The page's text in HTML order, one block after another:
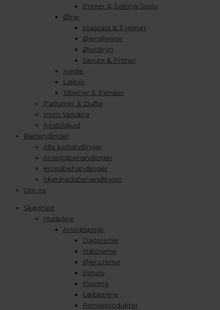
Primer & Setting Spray
Øjne
Mascara & Eyeliner
Øjenskygge
Øjenbryn
Serum & Primer
Negle
Læber
Tilbehør & Pensler
Parfumer & Dufte
Intim Velvære
Kosttilskud
Behandlinger
Alle behandlinger
Ansigtsbehandlinger
Kropsbehandlinger
Skønhedsbehandlinger
Om os
Skønhed
Hudpleje
Ansigtspleje
Dagcreme
Natcreme
Øjencreme
Serum
Peeling
Læbepleje
Renseprodukter